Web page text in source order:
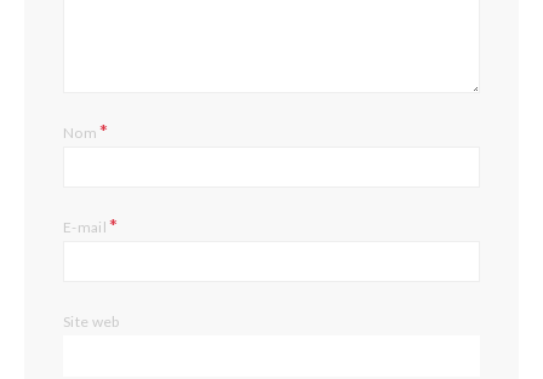
Nom*
E-mail*
Site web